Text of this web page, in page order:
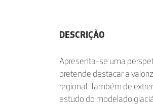
DESCRIÇÃO
Apresenta-se uma
pretende destacar a
regional. Também de
estudo do modelado